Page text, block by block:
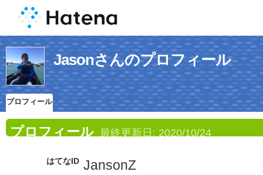
Jasonさんのプロフィール
プロフィール
プロフィール 最終更新日: 2020/10/24
はてなID JansonZ